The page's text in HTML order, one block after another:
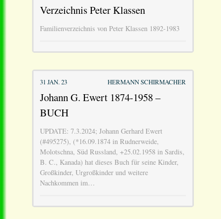
Verzeichnis Peter Klassen
Familienverzeichnis von Peter Klassen 1892-1983
31 JAN. 23 HERMANN SCHIRMACHER
Johann G. Ewert 1874-1958 –
BUCH
UPDATE: 7.3.2024; Johann Gerhard Ewert
(#495275), (*16.09.1874 in Rudnerweide,
Molotschna, Süd Russland, +25.02.1958 in Sardis,
B. C., Kanada) hat dieses Buch für seine Kinder,
Großkinder, Urgroßkinder und weitere
Nachkommen im…